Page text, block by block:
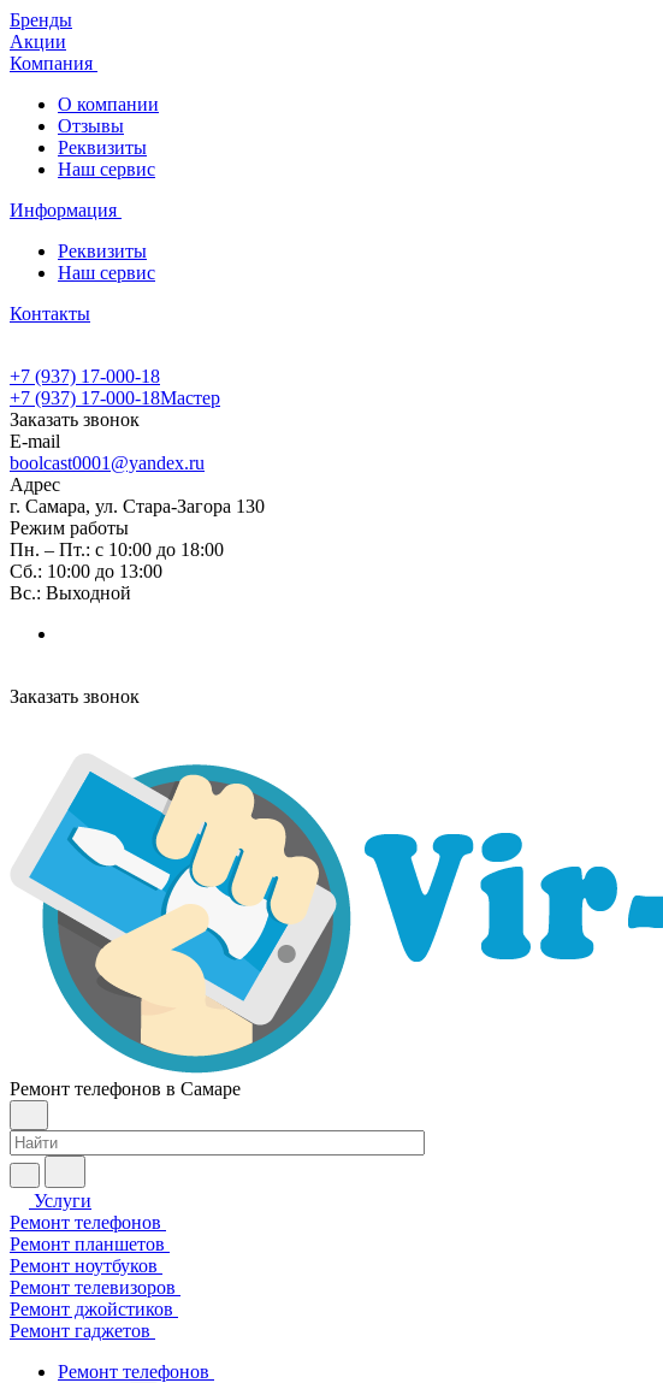
Бренды
Акции
Компания
О компании
Отзывы
Реквизиты
Наш сервис
Информация
Реквизиты
Наш сервис
Контакты
+7 (937) 17-000-18
+7 (937) 17-000-18Мастер
Заказать звонок
E-mail
boolcast0001@yandex.ru
Адрес
г. Самара, ул. Стара-Загора 130
Режим работы
Пн. – Пт.: с 10:00 до 18:00
Сб.: 10:00 до 13:00
Вс.: Выходной
Заказать звонок
Ремонт телефонов в Самаре
Услуги
Ремонт телефонов
Ремонт планшетов
Ремонт ноутбуков
Ремонт телевизоров
Ремонт джойстиков
Ремонт гаджетов
Ремонт телефонов